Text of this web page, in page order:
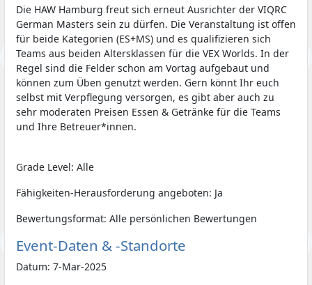
Die HAW Hamburg freut sich erneut Ausrichter der VIQRC
German Masters sein zu dürfen. Die Veranstaltung ist offen
für beide Kategorien (ES+MS) und es qualifizieren sich
Teams aus beiden Altersklassen für die VEX Worlds. In der
Regel sind die Felder schon am Vortag aufgebaut und
können zum Üben genutzt werden. Gern könnt Ihr euch
selbst mit Verpflegung versorgen, es gibt aber auch zu
sehr moderaten Preisen Essen & Getränke für die Teams
und Ihre Betreuer*innen.
Grade Level: Alle
Fähigkeiten-Herausforderung angeboten: Ja
Bewertungsformat: Alle persönlichen Bewertungen
Event-Daten & -Standorte
Datum: 7-Mar-2025